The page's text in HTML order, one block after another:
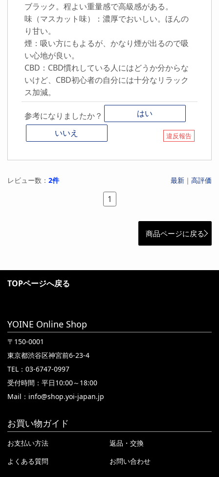
ブラック。程よい重量感で高級感がある。
味（マスカット味）：濃厚でおいしい。ほんの
り甘い。
煙：吸い方にもよるが、かなり煙が出るので吸
い心地が良い。
CBD：CBD慣れしている人にはどうか分からな
いけど、CBD初心者の自分には十分なリラック
ス加減。
参考になりましたか？
はい
いいえ
違反報告
レビュー数： 2件 最新 ｜ 高評価
1
商品ページに戻る
TOPページへ戻る
YOINE Online Shop
〒150-0001
東京都渋谷区神宮前6-23-4
TEL：03-6747-0997
受付時間：平日10:00～18:00
Mail： info@shop.yoi-japan.jp
お買い物ガイド
お支払い方法
返品・交換
よくある質問
お問い合わせ